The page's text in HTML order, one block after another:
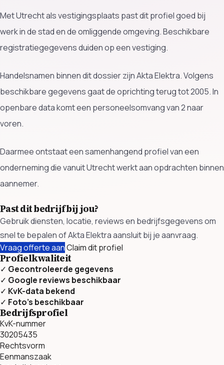
Met Utrecht als vestigingsplaats past dit profiel goed bij
werk in de stad en de omliggende omgeving. Beschikbare
registratiegegevens duiden op een vestiging.
Handelsnamen binnen dit dossier zijn Akta Elektra. Volgens
beschikbare gegevens gaat de oprichting terug tot 2005. In
openbare data komt een personeelsomvang van 2 naar
voren.
Daarmee ontstaat een samenhangend profiel van een
onderneming die vanuit Utrecht werkt aan opdrachten binnen
aannemer.
Past dit bedrijf bij jou?
Gebruik diensten, locatie, reviews en bedrijfsgegevens om
snel te bepalen of Akta Elektra aansluit bij je aanvraag.
Vraag offerte aanClaim dit profiel
Profielkwaliteit
✓ Gecontroleerde gegevens
✓ Google reviews beschikbaar
✓ KvK-data bekend
✓ Foto’s beschikbaar
Bedrijfsprofiel
KvK-nummer
30205435
Rechtsvorm
Eenmanszaak